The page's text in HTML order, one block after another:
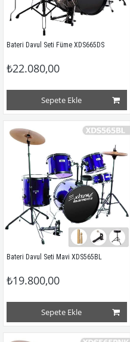
Bateri Davul Seti Füme XDS665DS
₺22.080,00
Sepete Ekle
Bateri Davul Seti Mavi XDS565BL
₺19.800,00
Sepete Ekle